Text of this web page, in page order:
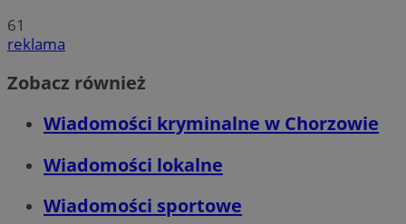
61
reklama
Zobacz również
Wiadomości kryminalne w Chorzowie
Wiadomości lokalne
Wiadomości sportowe